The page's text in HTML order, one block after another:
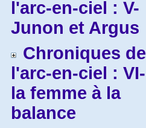
l'arc-en-ciel : V-
Junon et Argus
Chroniques de
l'arc-en-ciel : VI-
la femme à la
balance